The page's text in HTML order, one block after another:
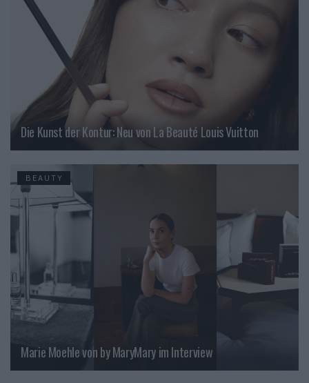
Die Kunst der Kontur: Neu von La Beauté Louis Vuitton
BEAUTY
Marie Moehle von by MaryMary im Interview